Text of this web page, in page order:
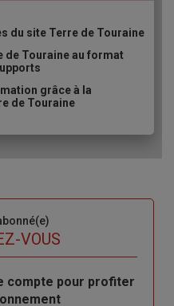
du site Terre de Touraine
de Touraine au format
grâce à la
de Touraine
VOUS
compte pour profiter